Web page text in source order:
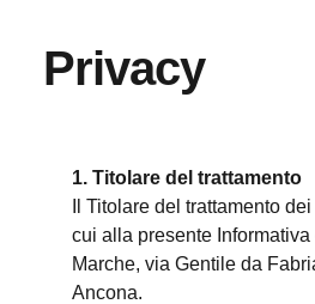
Privacy
1. Titolare del trattamento
Il Titolare del trattamento
cui alla presente
Marche, via Gentile da
Ancona.